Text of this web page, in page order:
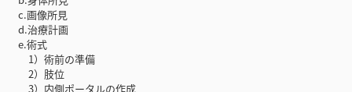
c.画像所見
d.治療計画
e.術式
1）術前の準備
2）肢位
3）内側ポータルの作成